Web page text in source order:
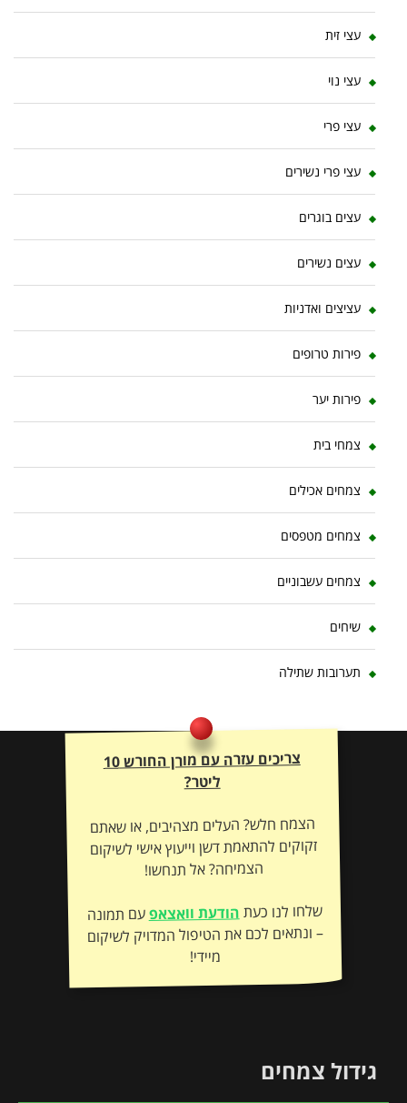
עצי זית
עצי נוי
עצי פרי
עצי פרי נשירים
עצים בוגרים
עצים נשירים
עציצים ואדניות
פירות טרופים
פירות יער
צמחי בית
צמחים אכילים
צמחים מטפסים
צמחים עשבוניים
שיחים
תערובות שתילה
צריכים עזרה עם מורן החורש 10
ליטר?
הצמח חלש? העלים מצהיבים, או שאתם
זקוקים להתאמת דשן וייעוץ אישי לשיקום
הצמיחה? אל תנחשו!
שלחו לנו כעתהודעת וואצאפעם תמונה
– ונתאים לכם את הטיפול המדויק לשיקום
מיידי!
גידול צמחים